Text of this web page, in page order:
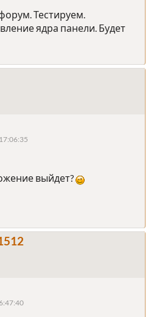
Тестируем.
ядра панели. Будет
выйдет?